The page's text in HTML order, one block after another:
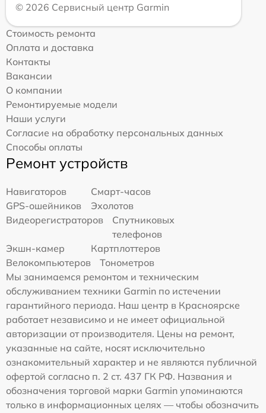
© 2026 Сервисный центр Garmin
Стоимость ремонта
Оплата и доставка
Контакты
Вакансии
О компании
Ремонтируемые модели
Наши услуги
Согласие на обработку персональных данных
Способы оплаты
Ремонт устройств
Навигаторов
Смарт-часов
GPS-ошейников
Эхолотов
Видеорегистраторов
Спутниковых
телефонов
Экшн-камер
Картплоттеров
Велокомпьютеров
Тонометров
Мы занимаемся ремонтом и техническим
обслуживанием техники Garmin по истечении
гарантийного периода. Наш центр в Красноярске
работает независимо и не имеет официальной
авторизации от производителя. Цены на ремонт,
указанные на сайте, носят исключительно
ознакомительный характер и не являются публичной
офертой согласно п. 2 ст. 437 ГК РФ. Названия и
обозначения торговой марки Garmin упоминаются
только в информационных целях — чтобы обозначить